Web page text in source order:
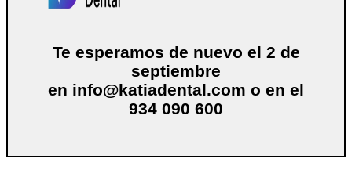
Te esperamos de nuevo el 2 de
septiembre
en info@katiadental.com o en el
934 090 600